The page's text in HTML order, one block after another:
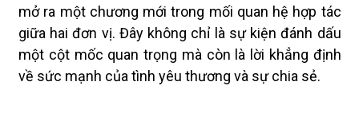
mở ra một chương mới trong mối quan hệ hợp tác
giữa hai đơn vị. Đây không chỉ là sự kiện đánh dấu
một cột mốc quan trọng mà còn là lời khẳng định
về sức mạnh của tình yêu thương và sự chia sẻ.